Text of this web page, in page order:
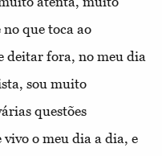
que toca ao
deitar fora, no meu dia
sou muito
questões
o meu dia a dia, e